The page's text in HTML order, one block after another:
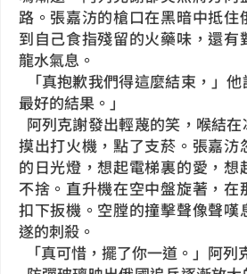
路。張嘉汸的槍口在黑暗中抵住
到自己食指殘留的火藥味，還有
龍水氣息。
「真抱歉我們得這麼結束，」
最好的結果。」
阿列克謝發出輕蔑的笑，喉結
摸出打火機，點了支菸。張嘉汸
的日光燈，想起電梯裏的愛，想
不捨。直升機在空中盤旋著，在
扣下扳機。空膛的撞擊聲像聲嘆
遂的刺殺。
「真可惜，擺了你一道。」阿列